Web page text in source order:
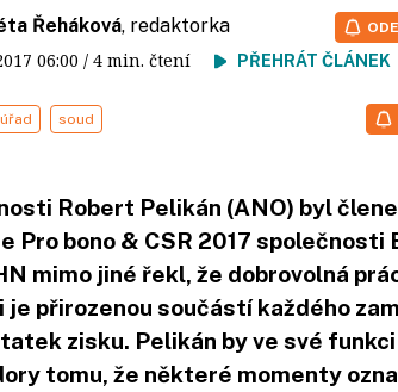
Řeháková, redaktorka
06:00 / 4 min. čtení PŘEHRÁT ČLÁNEK
úřad soud
Robert Pelikán (ANO) byl
Pro bono & CSR 2017 společnosti
mimo jiné řekl, že dobrovolná
přirozenou součástí každého
zisku. Pelikán by ve své
tomu, že některé momenty